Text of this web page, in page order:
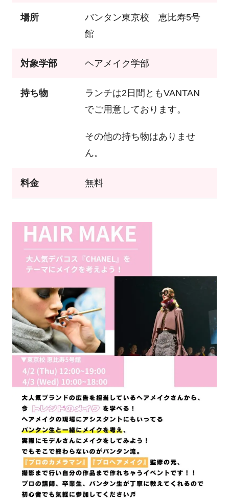
場所
バンタン東京校 恵比寿5号
館
対象学部 ヘアメイク学部
持ち物
ランチは2日間ともVANTAN
でご用意しております。
その他の持ち物はありませ
ん。
料金 無料